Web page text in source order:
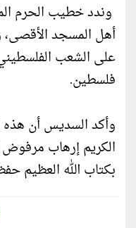
وندد خطيب الحرم
أهل المسجد الأقصى،
على الشعب
فلسطين.
وأكد السديس أن هذه
الكريم إرهاب مرفوض
بكتاب الله العظيم